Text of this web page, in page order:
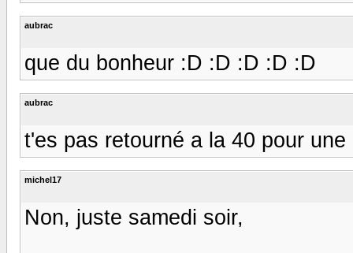
aubrac
que du bonheur :D :D :D :D :D
aubrac
t'es pas retourné a la 40 pour
michel17
Non, juste samedi soir,